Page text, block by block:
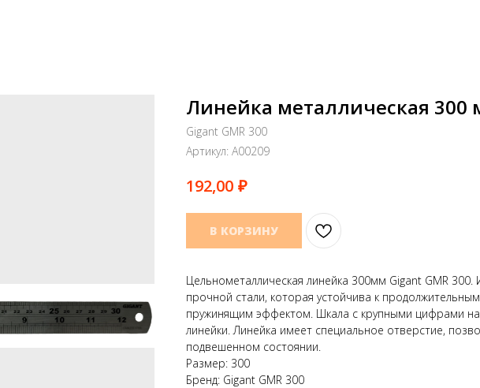
Линейка металлическая 300
Gigant GMR 300
Артикул: A00209
192,00 ₽
В КОРЗИНУ
Цельнометаллическая линейка 300мм Gigant GMR
прочной стали, которая устойчива к
пружинящим эффектом. Шкала с крупными цифрами
линейки. Линейка имеет специальное отверстие,
подвешенном состоянии.
Размер: 300
Бренд: Gigant GMR 300